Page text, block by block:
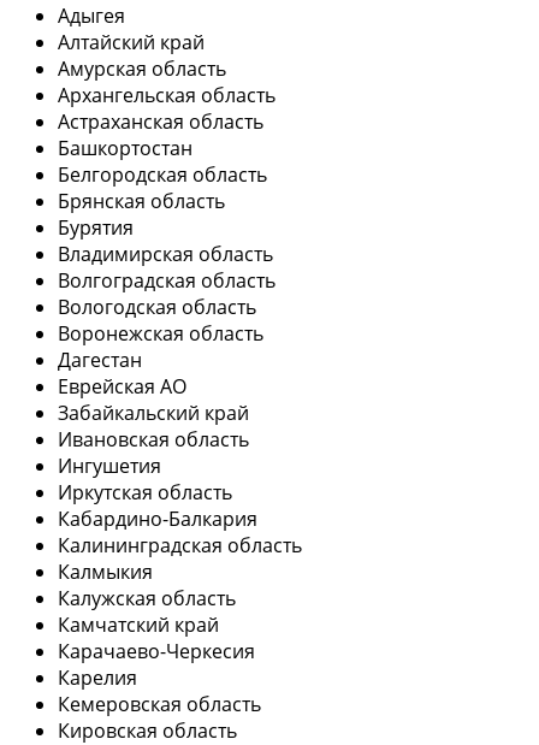
Адыгея
Алтайский край
Амурская область
Архангельская область
Астраханская область
Башкортостан
Белгородская область
Брянская область
Бурятия
Владимирская область
Волгоградская область
Вологодская область
Воронежская область
Дагестан
Еврейская АО
Забайкальский край
Ивановская область
Ингушетия
Иркутская область
Кабардино-Балкария
Калининградская область
Калмыкия
Калужская область
Камчатский край
Карачаево-Черкесия
Карелия
Кемеровская область
Кировская область